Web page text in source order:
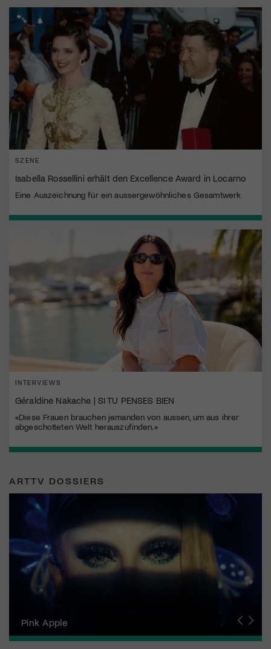
SZENE
Isabella Rossellini erhält den Excellence Award in Locarno
Eine Auszeichnung für ein aussergewöhnliches Gesamtwerk
INTERVIEWS
Géraldine Nakache | SI TU PENSES BIEN
«Diese Frauen brauchen jemanden von aussen, um aus ihrer
abgeschotteten Welt herauszufinden.»
ARTTV DOSSIERS
Zurich Film Festival
Pink Apple
Locarno Film Festival
Human Rights Film Festival Zurich
Yesh! Neues aus der jüdischen Filmwelt
Neuchâtel International Fantastic Film Festival
Visions du Réel
Berlinale
Solothurner Filmtage
Geneva International Film Festival